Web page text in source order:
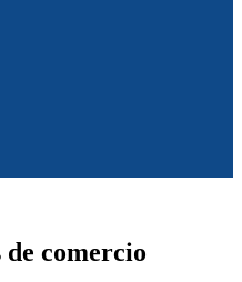
comercio